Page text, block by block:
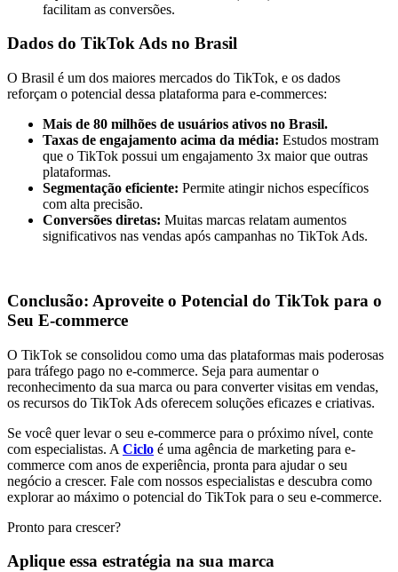
facilitam as conversões.
Dados do TikTok Ads no Brasil
O Brasil é um dos maiores mercados do TikTok, e os dados
reforçam o potencial dessa plataforma para e-commerces:
Mais de 80 milhões de usuários ativos no Brasil.
Taxas de engajamento acima da média: Estudos mostram
que o TikTok possui um engajamento 3x maior que outras
plataformas.
Segmentação eficiente: Permite atingir nichos específicos
com alta precisão.
Conversões diretas: Muitas marcas relatam aumentos
significativos nas vendas após campanhas no TikTok Ads.
Conclusão: Aproveite o Potencial do TikTok para o
Seu E-commerce
O TikTok se consolidou como uma das plataformas mais poderosas
para tráfego pago no e-commerce. Seja para aumentar o
reconhecimento da sua marca ou para converter visitas em vendas,
os recursos do TikTok Ads oferecem soluções eficazes e criativas.
Se você quer levar o seu e-commerce para o próximo nível, conte
com especialistas. A Ciclo é uma agência de marketing para e-
commerce com anos de experiência, pronta para ajudar o seu
negócio a crescer. Fale com nossos especialistas e descubra como
explorar ao máximo o potencial do TikTok para o seu e-commerce.
Pronto para crescer?
Aplique essa estratégia na sua marca